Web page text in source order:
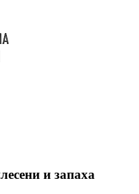
и запаха